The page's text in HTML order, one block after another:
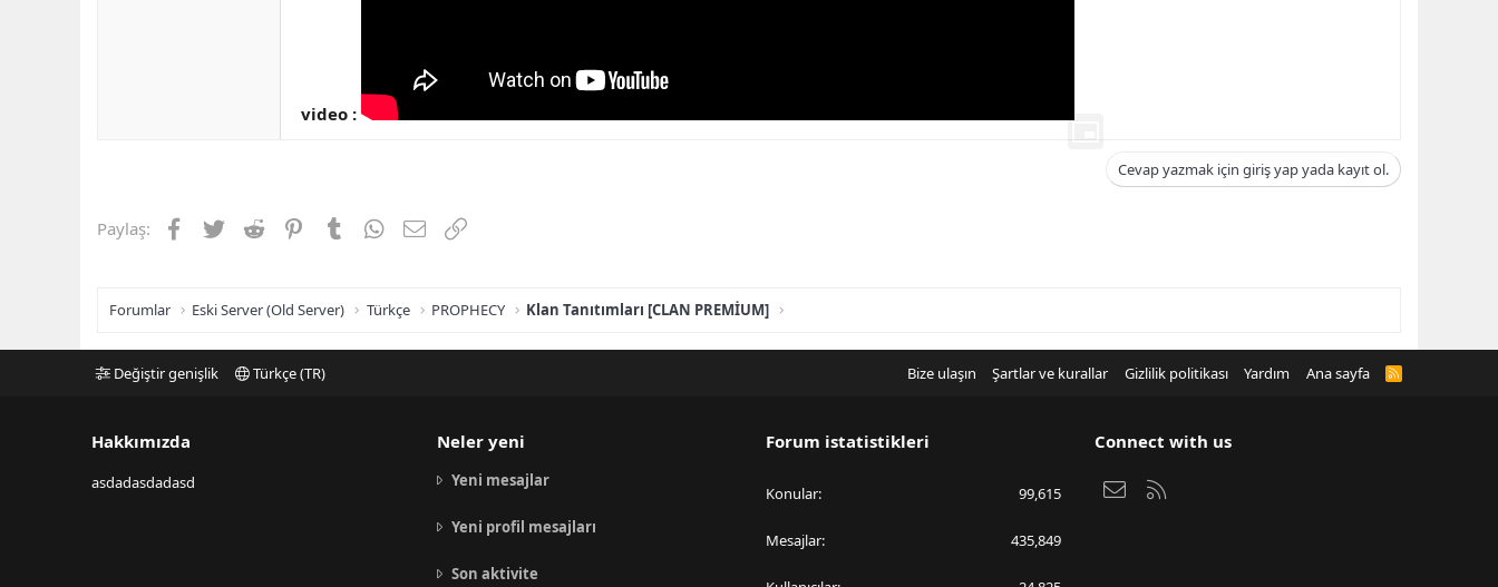
video :
Cevap yazmak için giriş yap yada kayıt ol.
Paylaş: Facebook
TwitterReddit PinterestTumblrWhatsApp
E-postaLink
Forumlar Eski Server (Old Server) Türkçe PROPHECY Klan Tanıtımları [CLAN PREMİUM]
Değiştir genişlik Türkçe (TR) Bize ulaşın Şartlar ve kurallar Gizlilik politikası Yardım Ana sayfa
R
Hakkımızda
asdadasdadasd
Neler yeni
Yeni mesajlar
Yeni profil mesajları
Son aktivite
Forum istatistikleri
Konular 99,615
Mesajlar 435,849
Connect with us
Bize ulaşın